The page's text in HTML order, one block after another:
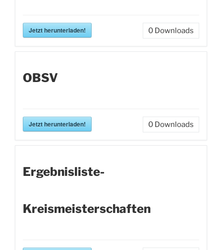
Jetzt herunterladen! 0 Downloads
OBSV
Jetzt herunterladen! 0 Downloads
Ergebnisliste-
Kreismeisterschaften